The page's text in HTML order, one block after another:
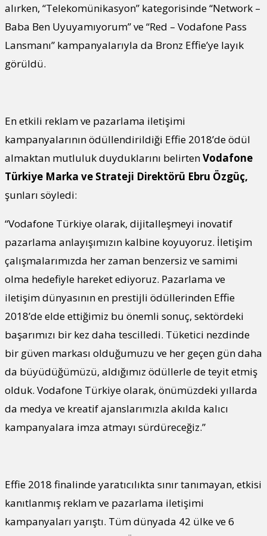
alırken, “Telekomünikasyon” kategorisinde “Network –
Baba Ben Uyuyamıyorum” ve “Red – Vodafone Pass
Lansmanı” kampanyalarıyla da Bronz Effie’ye layık
görüldü.
En etkili reklam ve pazarlama iletişimi
kampanyalarının ödüllendirildiği Effie 2018’de ödül
almaktan mutluluk duyduklarını belirtenVodafone
Türkiye Marka ve Strateji Direktörü Ebru Özgüç,
şunları söyledi:
“Vodafone Türkiye olarak, dijitalleşmeyi inovatif
pazarlama anlayışımızın kalbine koyuyoruz. İletişim
çalışmalarımızda her zaman benzersiz ve samimi
olma hedefiyle hareket ediyoruz. Pazarlama ve
iletişim dünyasının en prestijli ödüllerinden Effie
2018’de elde ettiğimiz bu önemli sonuç, sektördeki
başarımızı bir kez daha tescilledi. Tüketici nezdinde
bir güven markası olduğumuzu ve her geçen gün daha
da büyüdüğümüzü, aldığımız ödüllerle de teyit etmiş
olduk. Vodafone Türkiye olarak, önümüzdeki yıllarda
da medya ve kreatif ajanslarımızla akılda kalıcı
kampanyalara imza atmayı sürdüreceğiz.”
Effie 2018 finalinde yaratıcılıkta sınır tanımayan, etkisi
kanıtlanmış reklam ve pazarlama iletişimi
kampanyaları yarıştı. Tüm dünyada 42 ülke ve 6